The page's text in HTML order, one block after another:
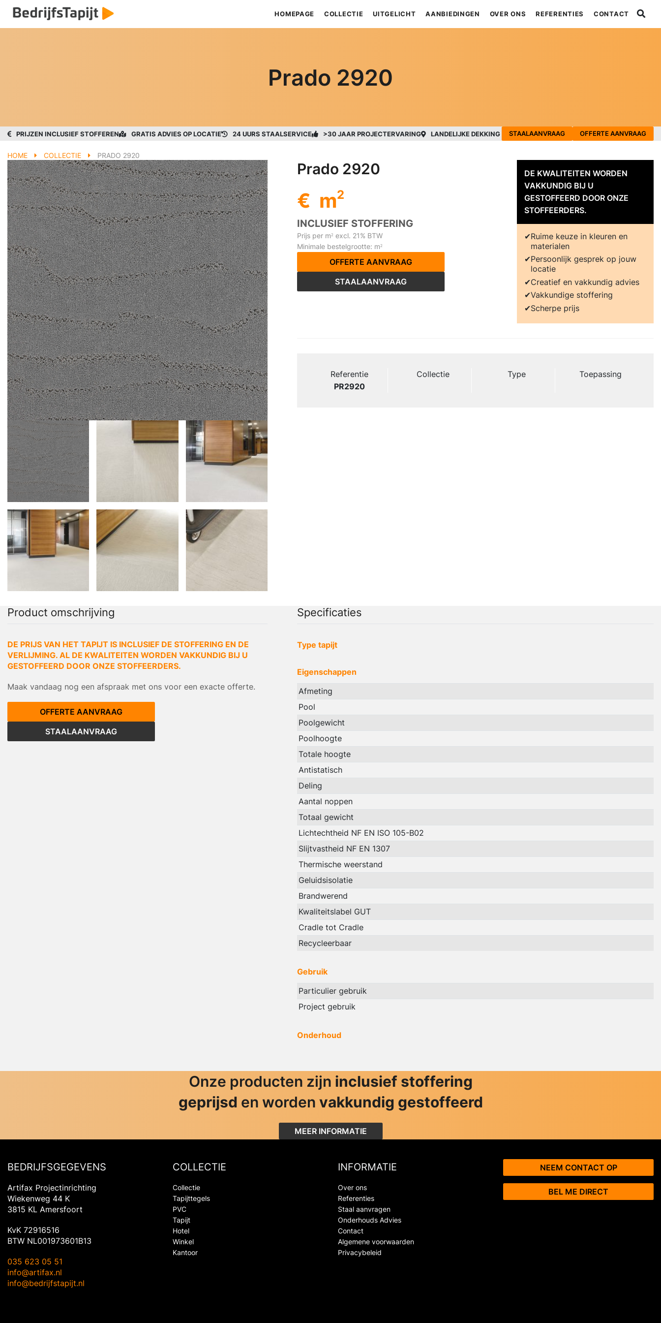
HOMEPAGE COLLECTIE UITGELICHT AANBIEDINGEN OVER ONS REFERENTIES CONTACT
Prado 2920
PRIJZEN INCLUSIEF STOFFEREN GRATIS ADVIES OP LOCATIE 24 UURS STAALSERVICE >30 JAAR PROJECTERVARING LANDELIJKE DEKKING STAALAANVRAAG OFFERTE AANVRAAG
HOME COLLECTIE PRADO 2920
Prado 2920
€ m2
INCLUSIEF STOFFERING
Prijs per m2 excl. 21% BTW
Minimale bestelgrootte: m2
OFFERTE AANVRAAG
STAALAANVRAAG
DE KWALITEITEN WORDEN
VAKKUNDIG BIJ U
GESTOFFEERD DOOR ONZE
STOFFEERDERS.
Ruime keuze in kleuren en
materialen
Persoonlijk gesprek op jouw
locatie
Creatief en vakkundig advies
Vakkundige stoffering
Scherpe prijs
Referentie
PR2920
Collectie Type Toepassing
Product omschrijving
DE PRIJS VAN HET TAPIJT IS INCLUSIEF DE STOFFERING EN DE
VERLIJMING. AL DE KWALITEITEN WORDEN VAKKUNDIG BIJ U
GESTOFFEERD DOOR ONZE STOFFEERDERS.
Maak vandaag nog een afspraak met ons voor een exacte offerte.
OFFERTE AANVRAAG
STAALAANVRAAG
Specificaties
Type tapijt
Eigenschappen
Afmeting
Pool
Poolgewicht
Poolhoogte
Totale hoogte
Antistatisch
Deling
Aantal noppen
Totaal gewicht
Lichtechtheid NF EN ISO 105-B02
Slijtvastheid NF EN 1307
Thermische weerstand
Geluidsisolatie
Brandwerend
Kwaliteitslabel GUT
Cradle tot Cradle
Recycleerbaar
Gebruik
Particulier gebruik
Project gebruik
Onderhoud
Onze producten zijn inclusief stoffering
geprijsd en worden vakkundig gestoffeerd
MEER INFORMATIE
BEDRIJFSGEGEVENS
Artifax Projectinrichting
Wiekenweg 44 K
3815 KL Amersfoort
KvK 72916516
BTW NL001973601B13
035 623 05 51
info@artifax.nl
info@bedrijfstapijt.nl
COLLECTIE
Collectie
Tapijttegels
PVC
Tapijt
Hotel
Winkel
Kantoor
INFORMATIE
Over ons
Referenties
Staal aanvragen
Onderhouds Advies
Contact
Algemene voorwaarden
Privacybeleid
NEEM CONTACT OP
BEL ME DIRECT